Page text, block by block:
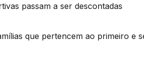
passam a ser descontadas
que pertencem ao primeiro e